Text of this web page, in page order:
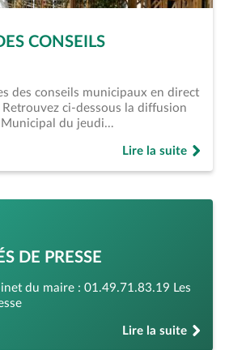
CONSEILS
des conseils municipaux en direct
ci-dessous la diffusion
du jeudi…
Lire la suite
de « Les séances
DE PRESSE
du maire : 01.49.71.83.19 Les
Lire la suite
de «